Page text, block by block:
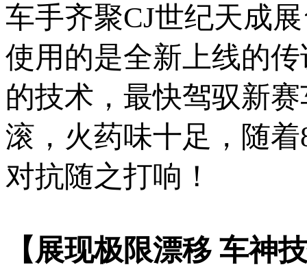
车手齐聚CJ世纪天成
使用的是全新上线的
的技术，最快驾驭新
滚，火药味十足，随
对抗随之打响！
【展现极限漂移 车神